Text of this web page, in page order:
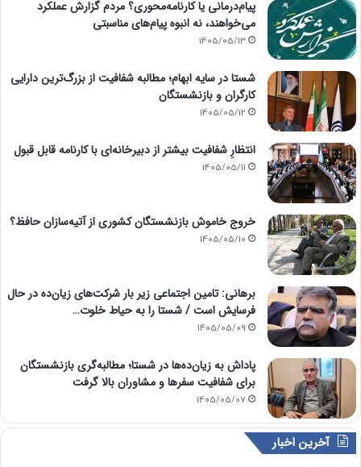
پیام‌درمانی یا کارنامه‌محوری؟ مردم گزارش عملکرد
می‌خواهند، نه انبوه پیام‌های مناسبتی
1405/05/13
شستا در سایه ابهام؛ مطالبه شفافیت از بزرگ‌ترین دارایی
کارگران و بازنشستگان
1405/05/12
انتظارِ شفافیت بیشتر از دبیرخانه‌ای با کارنامه قابل قبول
1405/05/11
خروج خاموش بازنشستگان کشوری از آتیه‌سازان حافظ؟
1405/05/10
برهانی: تامین اجتماعی زیر بار شرکت‌های زیان‌ده در حال
فرسایش است / شستا را به حیاط خلوت…
1405/05/09
پاداش به زیان‌ده‌ها در شستا؛ مطالبه‌گری بازنشستگان
برای شفافیت سفرها و مشاوران بالا گرفت
1405/05/07
آخرین اخبار